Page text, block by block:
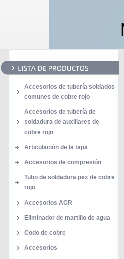
Accesorios de tubería soldados
comunes de cobre rojo
Accesorios de tubería de
soldadura de auxiliares de
cobre rojo
Articulación de la tapa
Accesorios de compresión
Tubo de soldadura pex de cobre
rojo
Accesorios ACR
Eliminador de martillo de agua
Codo de cobre
Accesorios